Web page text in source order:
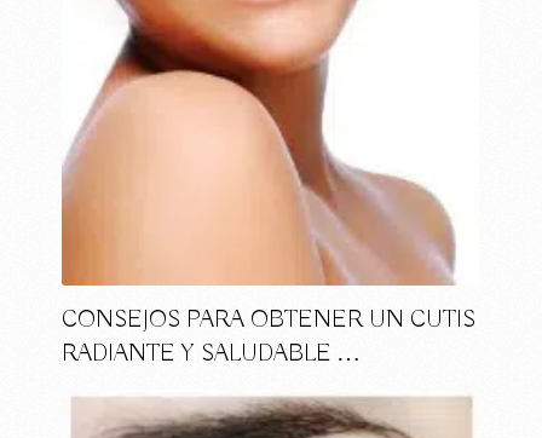
CONSEJOS PARA OBTENER UN CUTIS
RADIANTE Y SALUDABLE …